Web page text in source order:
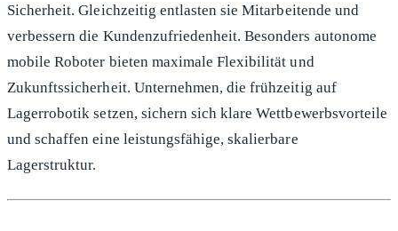
Sicherheit. Gleichzeitig entlasten sie Mitarbeitende und
verbessern die Kundenzufriedenheit. Besonders autonome
mobile Roboter bieten maximale Flexibilität und
Zukunftssicherheit. Unternehmen, die frühzeitig auf
Lagerrobotik setzen, sichern sich klare Wettbewerbsvorteile
und schaffen eine leistungsfähige, skalierbare
Lagerstruktur.